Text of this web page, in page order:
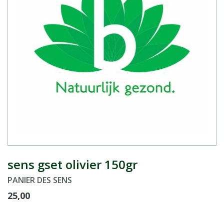
sens gset olivier 150gr
PANIER DES SENS
25,00